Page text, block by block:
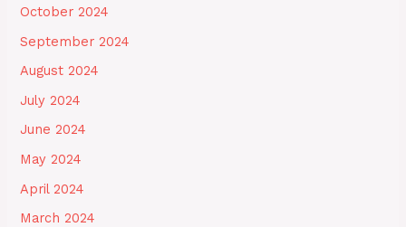
October 2024
September 2024
August 2024
July 2024
June 2024
May 2024
April 2024
March 2024